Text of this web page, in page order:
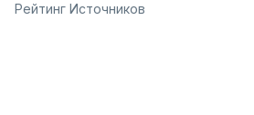
Рейтинг Источников